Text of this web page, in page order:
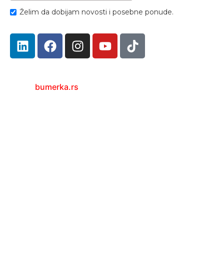
Želim da dobijam novosti i posebne ponude.
bumerka.rs